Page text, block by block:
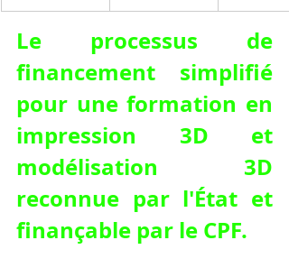
Le processus de
financement simplifié
pour une formation en
impression 3D et
modélisation 3D
reconnue par l'État et
finançable par le CPF.